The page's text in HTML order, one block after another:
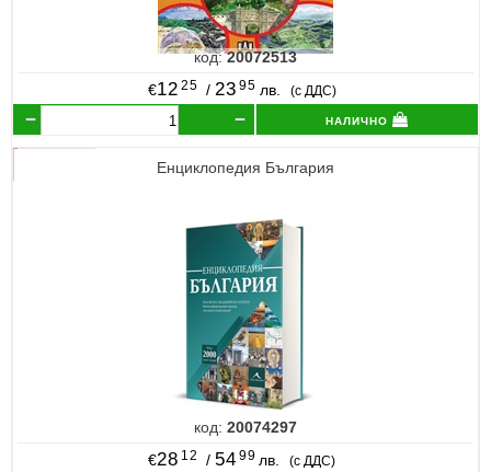
код:20072513
€12 25 /23 95 лв. (с ДДС)
налично
Енциклопедия България
код: 20074297
€28 12 / 54 99 лв. (с ДДС)